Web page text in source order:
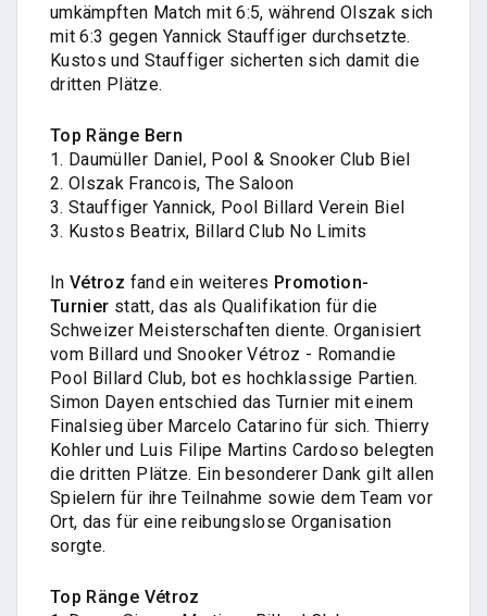
umkämpften Match mit 6:5, während Olszak sich
mit 6:3 gegen Yannick Stauffiger durchsetzte.
Kustos und Stauffiger sicherten sich damit die
dritten Plätze.
Top Ränge Bern
1. Daumüller Daniel, Pool & Snooker Club Biel
2. Olszak Francois, The Saloon
3. Stauffiger Yannick, Pool Billard Verein Biel
3. Kustos Beatrix, Billard Club No Limits
InVétroz fand ein weiteres Promotion-
Turnier statt, das als Qualifikation für die
Schweizer Meisterschaften diente. Organisiert
vom Billard und Snooker Vétroz - Romandie
Pool Billard Club, bot es hochklassige Partien.
Simon Dayen entschied das Turnier mit einem
Finalsieg über Marcelo Catarino für sich. Thierry
Kohler und Luis Filipe Martins Cardoso belegten
die dritten Plätze. Ein besonderer Dank gilt allen
Spielern für ihre Teilnahme sowie dem Team vor
Ort, das für eine reibungslose Organisation
sorgte.
Top Ränge Vétroz